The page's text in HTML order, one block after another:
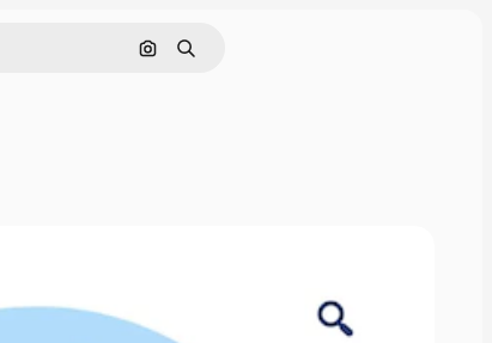
Zoeken op afbeelding
Zoeken